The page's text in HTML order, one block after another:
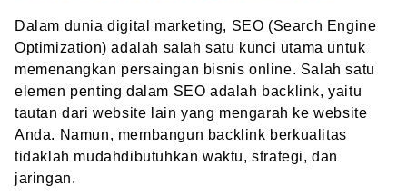
Dalam dunia digital marketing, SEO (Search Engine
Optimization) adalah salah satu kunci utama untuk
memenangkan persaingan bisnis online. Salah satu
elemen penting dalam SEO adalah backlink, yaitu
tautan dari website lain yang mengarah ke website
Anda. Namun, membangun backlink berkualitas
tidaklah mudahdibutuhkan waktu, strategi, dan
jaringan.